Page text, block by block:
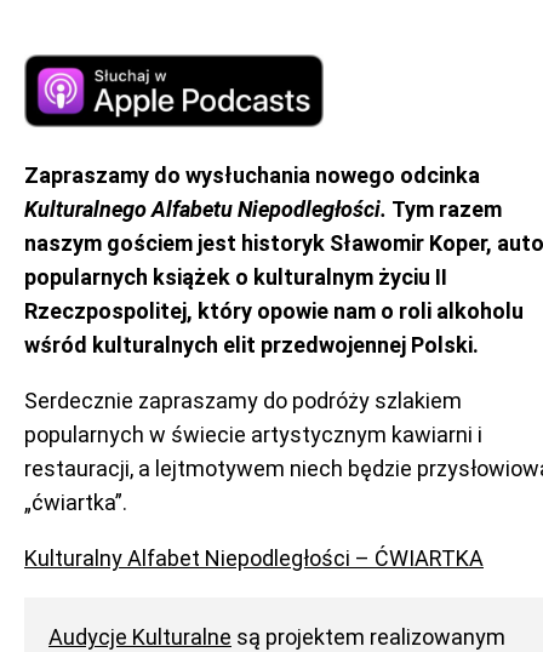
Zapraszamy do wysłuchania nowego odcinka
Kulturalnego Alfabetu Niepodległości. Tym razem
naszym gościem jest historyk Sławomir Koper,
popularnych książek o kulturalnym życiu II
Rzeczpospolitej, który opowie nam o roli alkoholu
wśród kulturalnych elit przedwojennej Polski.
Serdecznie zapraszamy do podróży szlakiem
popularnych w świecie artystycznym kawiarni i
restauracji, a lejtmotywem niech będzie
„ćwiartka”.
Kulturalny Alfabet Niepodległości – ĆWIARTKA
Audycje Kulturalne są projektem realizowanym